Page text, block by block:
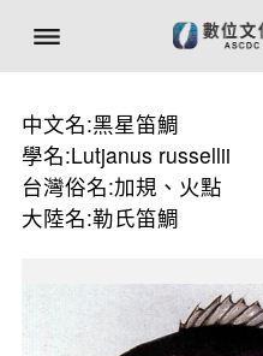
中文名:黑星笛鯛
學名:Lutjanus russellii
台灣俗名:加規、火點
大陸名:勒氏笛鯛